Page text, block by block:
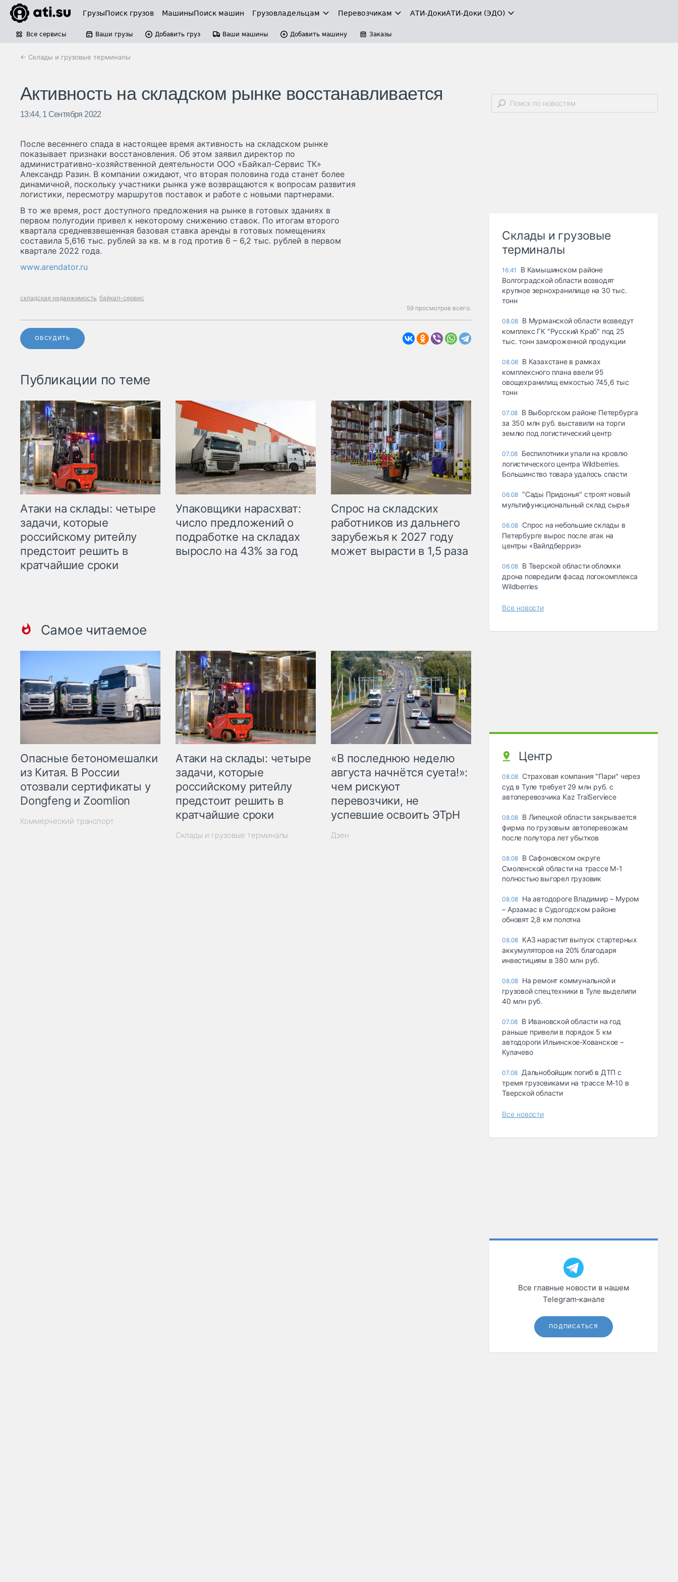
ГрузыПоиск грузов МашиныПоиск машин Грузовладельцам Перевозчикам АТИ-ДокиАТИ-Доки (ЭДО)
Все сервисы Ваши грузы Добавить груз Ваши машины Добавить машину Заказы
← Склады и грузовые терминалы
Активность на складском рынке восстанавливается
13:44, 1 Сентября 2022
После весеннего спада в настоящее время активность на складском рынке
показывает признаки восстановления. Об этом заявил директор по
административно-хозяйственной деятельности ООО «Байкал-Сервис ТК»
Александр Разин. В компании ожидают, что вторая половина года станет более
динамичной, поскольку участники рынка уже возвращаются к вопросам развития
логистики, пересмотру маршрутов поставок и работе с новыми партнерами.
В то же время, рост доступного предложения на рынке в готовых зданиях в
первом полугодии привел к некоторому снижению ставок. По итогам второго
квартала средневзвешенная базовая ставка аренды в готовых помещениях
составила 5,616 тыс. рублей за кв. м в год против 6 – 6,2 тыс. рублей в первом
квартале 2022 года.
www.arendator.ru
складская недвижимость байкал-сервис
59 просмотров всего.
ОБСУДИТЬ
Публикации по теме
Атаки на склады: четыре
задачи, которые
российскому ритейлу
предстоит решить в
кратчайшие сроки
Упаковщики нарасхват:
число предложений о
подработке на складах
выросло на 43% за год
Спрос на складских
работников из дальнего
зарубежья к 2027 году
может вырасти в 1,5 раза
Самое читаемое
Опасные бетономешалки
из Китая. В России
отозвали сертификаты у
Dongfeng и Zoomlion
Коммерческий транспорт
Атаки на склады: четыре
задачи, которые
российскому ритейлу
предстоит решить в
кратчайшие сроки
Склады и грузовые терминалы
«В последнюю неделю
августа начнётся суета!»:
чем рискуют
перевозчики, не
успевшие освоить ЭТрН
Дзен
Склады и грузовые
терминалы
16:41
В Камышинском районе
Волгоградской области возводят
крупное зернохранилище на 30 тыс.
тонн
08.08 В Мурманской области возведут
комплекс ГК "Русский Краб" под 25
тыс. тонн замороженной продукции
08.08 В Казахстане в рамках
комплексного плана ввели 95
овощехранилищ емкостью 745,6 тыс
тонн
07.08 В Выборгском районе Петербурга
за 350 млн руб. выставили на торги
землю под логистический центр
07.08 Беспилотники упали на кровлю
логистического центра Wildberries.
Большинство товара удалось спасти
06.08 "Сады Придонья" строят новый
мультифункциональный склад сырья
06.08 Спрос на небольшие склады в
Петербурге вырос после атак на
центры «Вайлдберриз»
06.08 В Тверской области обломки
дрона повредили фасад логокомплекса
Wildberries
Все новости
Центр
08.08 Страховая компания "Пари" через
суд в Туле требует 29 млн руб. с
автоперевозчика Kaz TralServiece
08.08 В Липецкой области закрывается
фирма по грузовым автоперевозкам
после полутора лет убытков
08.08 В Сафоновском округе
Смоленской области на трассе М-1
полностью выгорел грузовик
08.08 На автодороге Владимир – Муром
– Арзамас в Судогодском районе
обновят 2,8 км полотна
08.08 КАЗ нарастит выпуск стартерных
аккумуляторов на 20% благодаря
инвестициям в 380 млн руб.
08.08 На ремонт коммунальной и
грузовой спецтехники в Туле выделили
40 млн руб.
07.08 В Ивановской области на год
раньше привели в порядок 5 км
автодороги Ильинское-Хованское –
Кулачево
07.08 Дальнобойщик погиб в ДТП с
тремя грузовиками на трассе М-10 в
Тверской области
Все новости
Все главные новости в нашем
Telegram‑канале
ПОДПИСАТЬСЯ